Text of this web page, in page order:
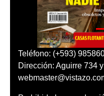
Teléfono: (+593)
Dirección: Aguirre 734